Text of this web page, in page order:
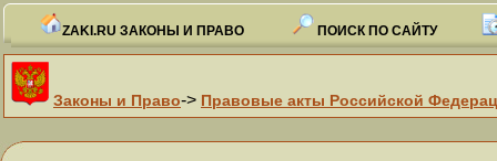
ZAKI.RU ЗАКОНЫ И ПРАВО ПОИСК ПО САЙТУ
Законы и Право-> Правовые акты Российской